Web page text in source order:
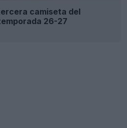
camiseta del
26-27